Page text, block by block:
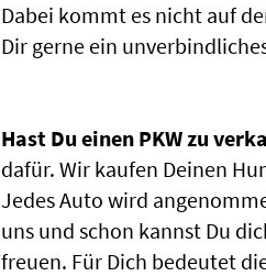
Dabei kommt es nicht auf
Dir gerne ein
Hast Du einen PKW zu
dafür. Wir kaufen Deinen
Jedes Auto wird
uns und schon kannst Du
freuen. Für Dich bedeutet